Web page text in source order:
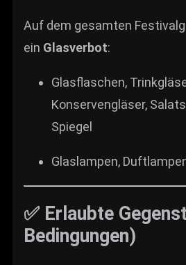
Auf dem gesamten
ein Glasverbot:
Glasflaschen,
Konservengläser,
Spiegel
Glaslampen,
✅ Erlaubte
Bedingungen)